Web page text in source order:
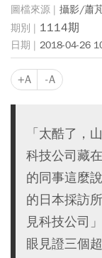
攝影/蕭
1114期
2018-04-26
+A -A
「太酷了，
科技公司藏
的同事這麼
的日本採訪
見科技公司
眼見證三個